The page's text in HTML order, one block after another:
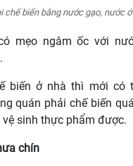
chế biến bằng nước gạo, nước
mẹo ngâm ốc với
biến ở nhà thì mới có
quán phải chế biến
sinh thực phẩm được.
chín